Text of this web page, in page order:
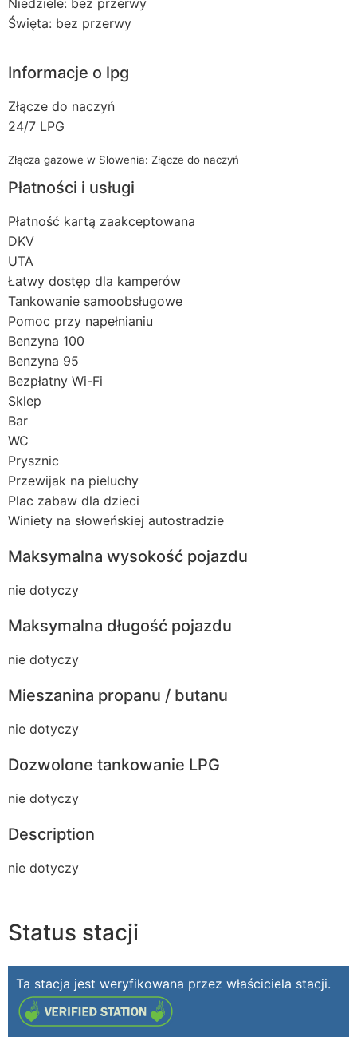
Niedziele: bez przerwy
Święta: bez przerwy
Informacje o lpg
Złącze do naczyń
24/7 LPG
Złącza gazowe w Słowenia: Złącze do naczyń
Płatności i usługi
Płatność kartą zaakceptowana
DKV
UTA
Łatwy dostęp dla kamperów
Tankowanie samoobsługowe
Pomoc przy napełnianiu
Benzyna 100
Benzyna 95
Bezpłatny Wi-Fi
Sklep
Bar
WC
Prysznic
Przewijak na pieluchy
Plac zabaw dla dzieci
Winiety na słoweńskiej autostradzie
Maksymalna wysokość pojazdu
nie dotyczy
Maksymalna długość pojazdu
nie dotyczy
Mieszanina propanu / butanu
nie dotyczy
Dozwolone tankowanie LPG
nie dotyczy
Description
nie dotyczy
Status stacji
Ta stacja jest weryfikowana przez właściciela stacji.